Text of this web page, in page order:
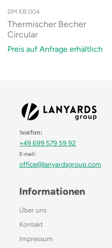
DM.KB.004
Thermischer Becher
Circular
Preis auf Anfrage erhältlich
Telefon:
+49 699 579 59 92
E-mail:
office@lanyardsgroup.com
Informationen
Über uns
Kontakt
Impressum